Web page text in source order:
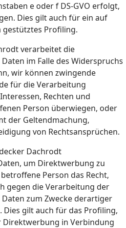
e oder f DS-GVO erfolgt,
Dies gilt auch für ein auf
gestütztes Profiling.
verarbeitet die
im Falle des Widerspruchs
wir können zwingende
für die Verarbeitung
Rechten und
Person überwiegen, oder
der Geltendmachung,
von Rechtsansprüchen.
Dachrodt
um Direktwerbung zu
Person das Recht,
gegen die Verarbeitung der
zum Zwecke derartiger
Dies gilt auch für das Profiling,
Direktwerbung in Verbindung